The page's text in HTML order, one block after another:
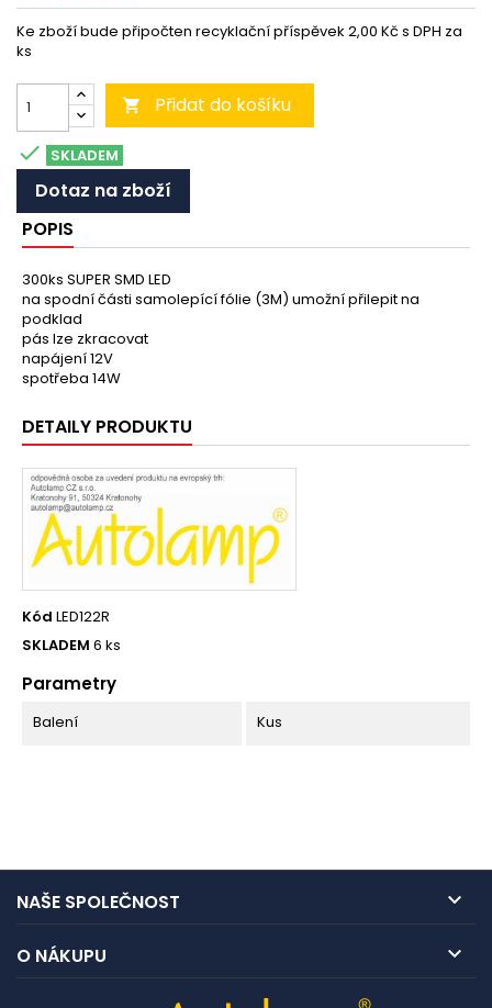
Ke zboží bude připočten recyklační příspěvek 2,00 Kč s DPH za
ks
 Přidat do košíku
 SKLADEM
Dotaz na zboží
POPIS
300ks SUPER SMD LED
na spodní části samolepící fólie (3M) umožní přilepit na
podklad
pás lze zkracovat
napájení 12V
spotřeba 14W
DETAILY PRODUKTU
Kód LED122R
SKLADEM 6 ks
Parametry
Balení Kus
NAŠE SPOLEČNOST 
O NÁKUPU 